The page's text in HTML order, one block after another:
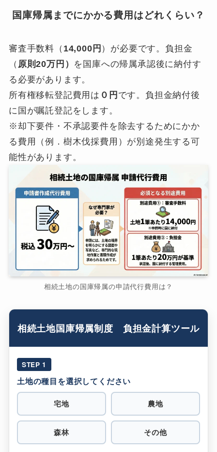
国庫帰属までにかかる費用はどれくらい？
審査手数料（ 14,000円 ）が必要です。負担金
（ 原則20万円） を国庫への帰属承認後に納付す
る必要があります。
所有権移転登記費用は ０円 です。負担金納付後
に国が嘱託登記をします。
※却下要件・不承認要件を除去するためにかか
る費用（例．樹木伐採費用）が別途発生する可
能性があります。
相続土地の国庫帰属の申請代行費用は？
相続土地国庫帰属制度 負担金計算ツール
STEP 1
土地の種目を選択してください
宅地 農地
森林 その他